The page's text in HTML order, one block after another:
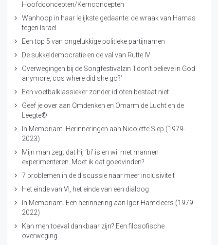
Hoofdconcepten/Kernconcepten
Wanhoop in haar lelijkste gedaante: de wraak van Hamas
tegen Israël
Een top 5 van ongelukkige politieke partijnamen
De sukkeldemocratie en de val van Rutte IV
Overwegingen bij de Songfestivalzin ‘I don’t believe in God
anymore, cos where did she go?’
Een voetbalklassieker zonder idioten bestaat niet
Geef je over aan Omdenken en Omarm de Lucht en de
Leegte®
In Memoriam. Herinneringen aan Nicolette Siep (1979-
2023)
Mijn man zegt dat hij ‘bi’ is en wil met mannen
experimenteren. Moet ik dat goedvinden?
7 problemen in de discussie naar meer inclusiviteit
Het einde van VI, het einde van een dialoog
In Memoriam. Een herinnering aan Igor Hameleers (1979-
2022)
Kan men toeval dankbaar zijn? Een filosofische
overweging